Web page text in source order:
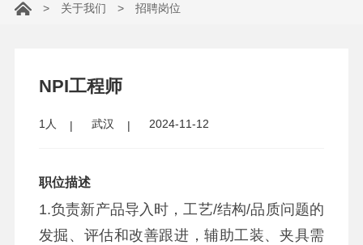
服务支持
内部AI助手
> 关于我们 > 招聘岗位
NPI工程师
1人 武汉 2024-11-12
职位描述
1.负责新产品导入时，工艺/结构/品质问题的
发掘、评估和改善跟进，辅助工装、夹具需